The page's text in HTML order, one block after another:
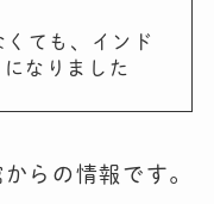
くても、インド
なりました
らの情報です。